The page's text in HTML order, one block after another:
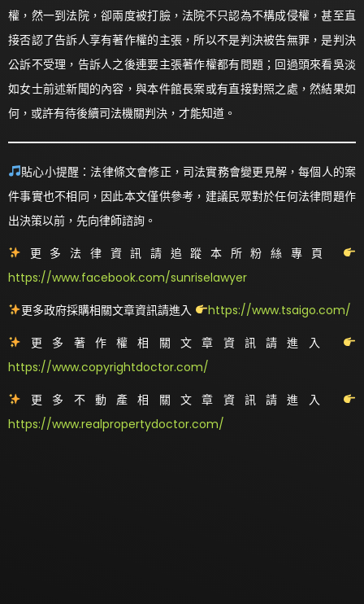
權，然一到法院，卻兩度被打臉，法院不只認為不構成侵權，甚至直
接否認了告訴人享有著作權的主張，所以不是判決被告無罪，是判決
公訴不受理，告訴人之後連要主張著作權都有問題；回過頭來看吳淡
如女士前述新聞的內容，與本件館長案或有直接對照之處，然結果如
何，或許有待後續司法機關判決，才能知道。
貼心小提醒：法律條文會修正，司法實務會變更見解，每個人的案
件事實也不相同，因此本文僅供參考，建議民眾對於任何法律問題作
出決策以前，先向律師諮詢。
更多法律資訊請追蹤本所粉絲專頁
https://www.facebook.com/sunriselawyer
更多政府採購相關文章資訊請進入
https://www.tsaigo.com/
更多著作權相關文章資訊請進入
https://www.copyrightdoctor.com/
更多不動產相關文章資訊請進入
https://www.realpropertydoctor.com/